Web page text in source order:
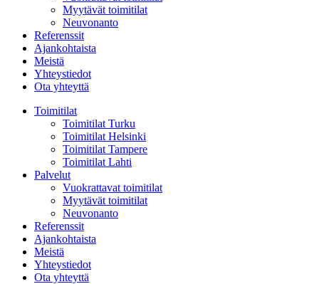
Myytävät toimitilat
Neuvonanto
Referenssit
Ajankohtaista
Meistä
Yhteystiedot
Ota yhteyttä
Toimitilat
Toimitilat Turku
Toimitilat Helsinki
Toimitilat Tampere
Toimitilat Lahti
Palvelut
Vuokrattavat toimitilat
Myytävät toimitilat
Neuvonanto
Referenssit
Ajankohtaista
Meistä
Yhteystiedot
Ota yhteyttä